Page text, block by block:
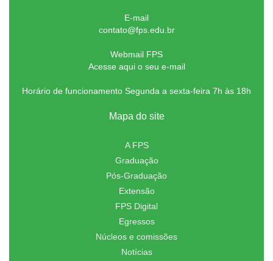
E-mail
contato@fps.edu.br
Webmail FPS
Acesse aqui o seu e-mail
Horário de funcionamento Segunda a sexta-feira 7h às 18h
Mapa do site
A FPS
Graduação
Pós-Graduação
Extensão
FPS Digital
Egressos
Núcleos e comissões
Notícias